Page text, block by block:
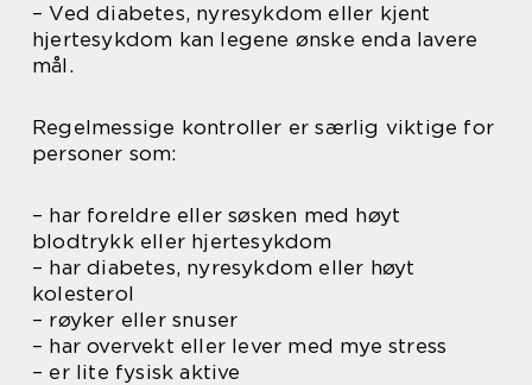
– Ved diabetes, nyresykdom eller kjent
hjertesykdom kan legene ønske enda lavere
mål.
Regelmessige kontroller er særlig viktige for
personer som:
– har foreldre eller søsken med høyt
blodtrykk eller hjertesykdom
– har diabetes, nyresykdom eller høyt
kolesterol
– røyker eller snuser
– har overvekt eller lever med mye stress
– er lite fysisk aktive